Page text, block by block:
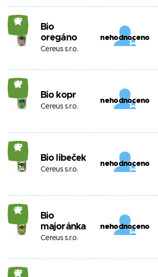
27
Bio
oregáno
Cereus s.r.o.
nehodnoceno
27
Bio kopr
Cereus s.r.o.
nehodnoceno
27
Bio libeček
Cereus s.r.o.
nehodnoceno
27
Bio
majoránka
Cereus s.r.o.
nehodnoceno
27